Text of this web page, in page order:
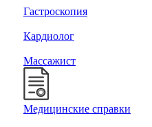
Гастроскопия
Кардиолог
Массажист
Медицинские справки